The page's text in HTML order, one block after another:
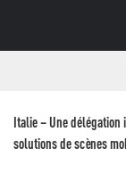
Italie – Une délégation
solutions de scènes